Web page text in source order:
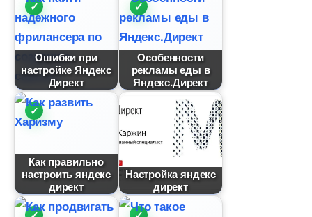
Ошибки при
настройке Яндекс
Директ
Особенности
рекламы еды
Яндекс.Директ
Как правильно
настроить яндекс
директ
Настройка яндекс
директ